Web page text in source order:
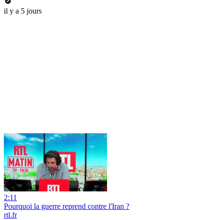
il y a 5 jours
2:11
Pourquoi la guerre reprend contre l'Iran ?
rtl.fr